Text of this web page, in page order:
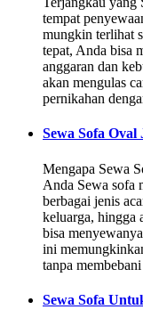
tempat
mungkin terlihat
tepat, Anda bisa
anggaran dan
akan mengulas
pernikahan
Sewa Sofa
Mengapa Sewa
Anda Sewa sofa
berbagai jenis
keluarga, hingga
bisa
ini
tanpa
Sewa Sofa